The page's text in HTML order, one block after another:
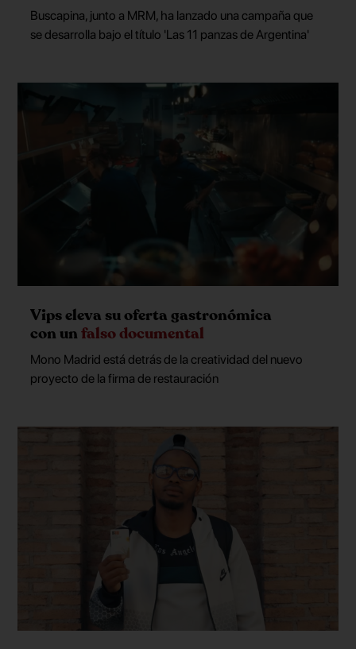
Buscapina, junto a MRM, ha lanzado una campaña que
se desarrolla bajo el título 'Las 11 panzas de Argentina'
Vips eleva su oferta gastronómica
con unfalso documental
Mono Madrid está detrás de la creatividad del nuevo
proyecto de la firma de restauración